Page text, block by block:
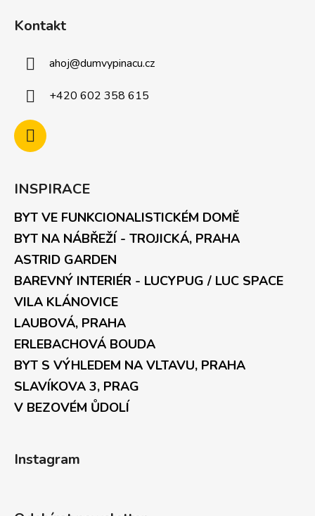
Kontakt
ahoj@dumvypinacu.cz
+420 602 358 615
INSPIRACE
BYT VE FUNKCIONALISTICKÉM DOMĚ
BYT NA NÁBŘEŽÍ - TROJICKÁ, PRAHA
ASTRID GARDEN
BAREVNÝ INTERIÉR - LUCYPUG / LUC SPACE
VILA KLÁNOVICE
LAUBOVÁ, PRAHA
ERLEBACHOVÁ BOUDA
BYT S VÝHLEDEM NA VLTAVU, PRAHA
SLAVÍKOVA 3, PRAG
V BEZOVÉM ŮDOLÍ
Instagram